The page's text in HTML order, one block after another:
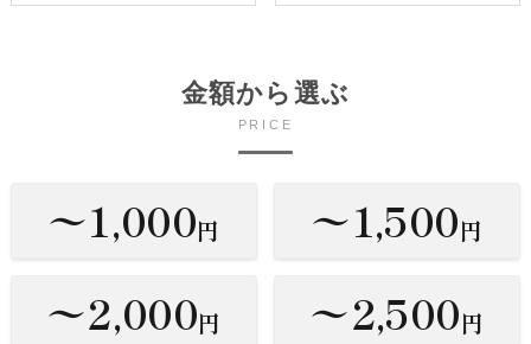
金額から選ぶ
PRICE
〜1,000円 〜1,500円
〜2,000円 〜2,500円